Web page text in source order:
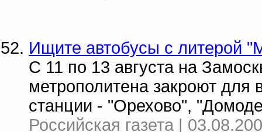
Ищите автобусы с литерой
С 11 по 13 августа на
метрополитена закроют для
станции - "Орехово",
Российская газета |